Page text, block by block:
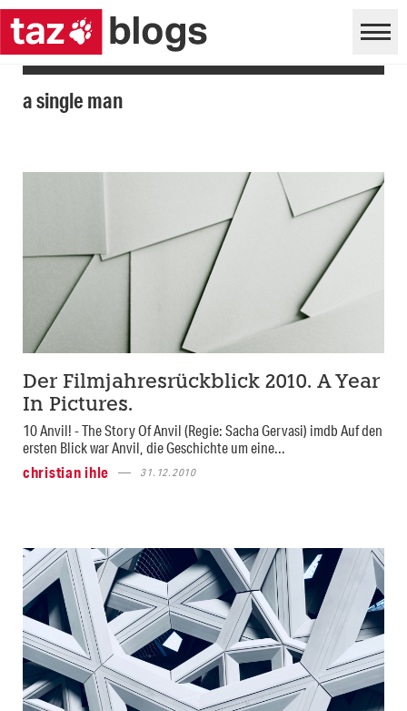
a single man
Der Filmjahresrückblick 2010. A Year
In Pictures.
10 Anvil! - The Story Of Anvil (Regie: Sacha Gervasi) imdb Auf den
ersten Blick war Anvil, die Geschichte um eine...
christian ihle
31.12.2010